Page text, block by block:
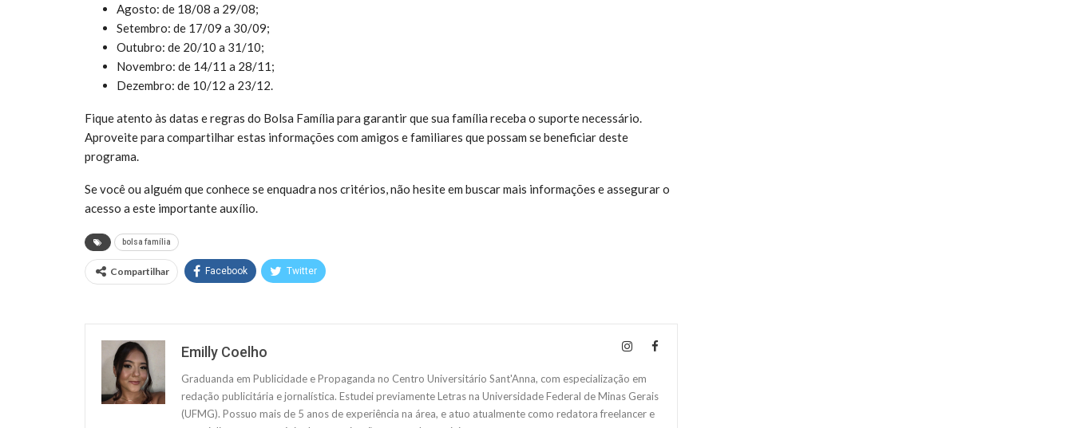
Agosto: de 18/08 a 29/08;
Setembro: de 17/09 a 30/09;
Outubro: de 20/10 a 31/10;
Novembro: de 14/11 a 28/11;
Dezembro: de 10/12 a 23/12.
Fique atento às datas e regras do Bolsa Família para garantir que sua família receba o suporte necessário.
Aproveite para compartilhar estas informações com amigos e familiares que possam se beneficiar deste
programa.
Se você ou alguém que conhece se enquadra nos critérios, não hesite em buscar mais informações e assegurar o
acesso a este importante auxílio.
bolsa família
Compartilhar Facebook Twitter
Emilly Coelho
Graduanda em Publicidade e Propaganda no Centro Universitário Sant'Anna, com especialização em
redação publicitária e jornalística. Estudei previamente Letras na Universidade Federal de Minas Gerais
(UFMG). Possuo mais de 5 anos de experiência na área, e atuo atualmente como redatora freelancer e